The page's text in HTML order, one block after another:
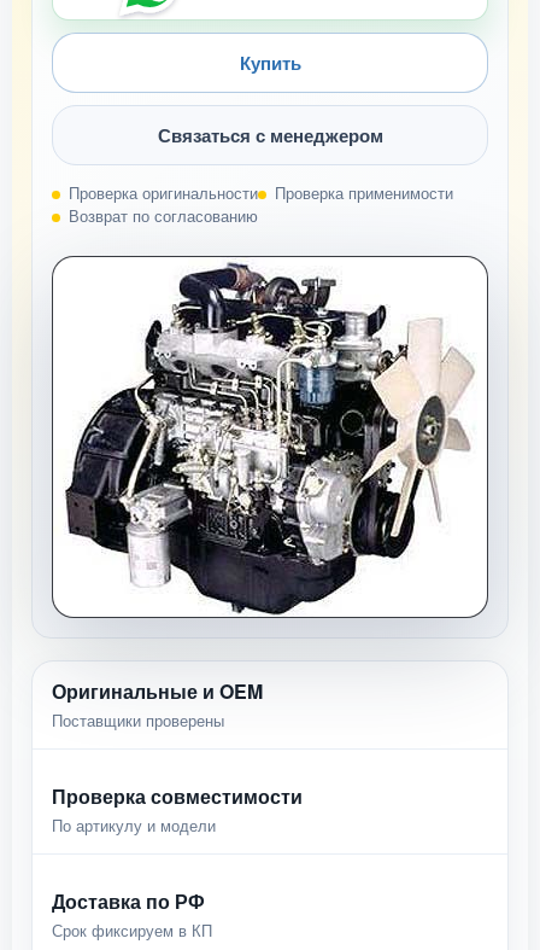
Купить
Связаться с менеджером
Проверка оригинальности
Проверка применимости
Возврат по согласованию
Оригинальные и OEM
Поставщики проверены
Проверка совместимости
По артикулу и модели
Доставка по РФ
Срок фиксируем в КП